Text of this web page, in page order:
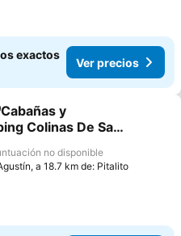
exactos
Ver precios
a favoritos
y
Colinas De San
no disponible
a 18.7 km de: Pitalito